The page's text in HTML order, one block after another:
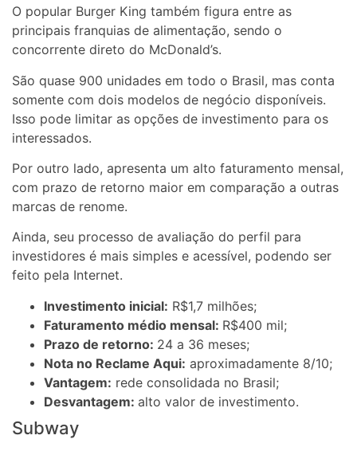
O popular Burger King também figura entre as
principais franquias de alimentação, sendo o
concorrente direto do McDonald’s.
São quase 900 unidades em todo o Brasil, mas conta
somente com dois modelos de negócio disponíveis.
Isso pode limitar as opções de investimento para os
interessados.
Por outro lado, apresenta um alto faturamento mensal,
com prazo de retorno maior em comparação a outras
marcas de renome.
Ainda, seu processo de avaliação do perfil para
investidores é mais simples e acessível, podendo ser
feito pela Internet.
Investimento inicial: R$1,7 milhões;
Faturamento médio mensal: R$400 mil;
Prazo de retorno: 24 a 36 meses;
Nota no Reclame Aqui: aproximadamente 8/10;
Vantagem: rede consolidada no Brasil;
Desvantagem: alto valor de investimento.
Subway